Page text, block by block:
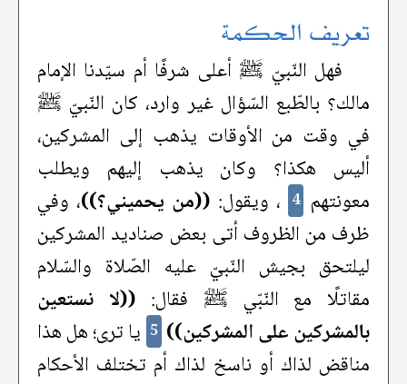
تعريف الحكمة
فهل النّبيّ ﷺ أعلى شرفًا أم سيّدنا الإمام
مالك؟ بالطّبع السّؤال غير وارد، كان النّبيّ ﷺ
في وقت من الأوقات يذهب إلى المشركين،
أليس هكذا؟ وكان يذهب إليهم ويطلب
معونتهم 4 ، ويقول: ((من يحميني؟))، وفي
ظرف من الظروف أتى بعض صناديد المشركين
ليلتحق بجيش النّبيّ عليه الصّلاة والسّلام
مقاتلًا مع النّبّي ﷺ فقال: ((لا نستعين
بالمشركين على المشركين)) 5 يا ترى؛ هل هذا
مناقض لذاك أو ناسخ لذاك أم تختلف الأحكام